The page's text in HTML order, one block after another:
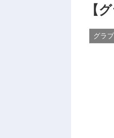
【
グラ